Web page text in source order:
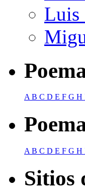
Luis
AB C D E F G H
A B C D E F G H
Sitios